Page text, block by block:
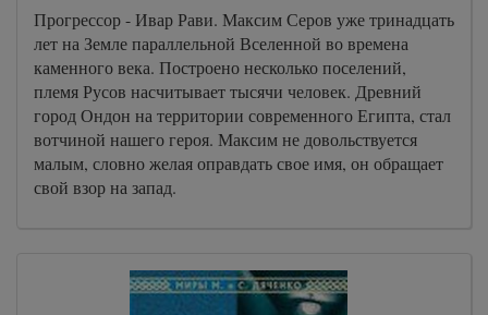
Прогрессор - Ивар Рави. Максим Серов уже тринадцать
лет на Земле параллельной Вселенной во времена
каменного века. Построено несколько поселений,
племя Русов насчитывает тысячи человек. Древний
город Ондон на территории современного Египта, стал
вотчиной нашего героя. Максим не довольствуется
малым, словно желая оправдать свое имя, он обращает
свой взор на запад.